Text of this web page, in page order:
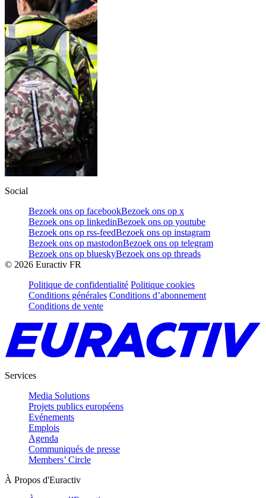
Social
Bezoek ons op facebookBezoek ons op x
Bezoek ons op linkedinBezoek ons op youtube
Bezoek ons op rss-feedBezoek ons op instagram
Bezoek ons op mastodonBezoek ons op telegram
Bezoek ons op blueskyBezoek ons op threads
© 2026 Euractiv FR
Politique de confidentialité Politique cookies
Conditions générales Conditions d’abonnement
Conditions de vente
Services
Media Solutions
Projets publics européens
Evénements
Emplois
Agenda
Communiqués de presse
Members’ Circle
À Propos d'Euractiv